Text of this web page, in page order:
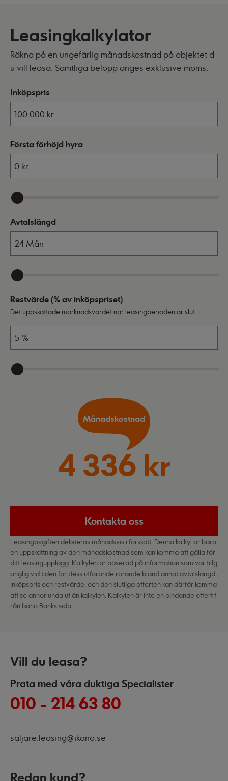
Leasingkalkylator
Räkna på en ungefärlig månadskostnad på objektet d
u vill leasa. Samtliga belopp anges exklusive moms.
Inköpspris
Första förhöjd hyra
Avtalslängd
Restvärde (% av inköpspriset)
Det uppskattade marknadsvärdet när leasingperioden är slut.
Månadskostnad
4 336 kr
Kontakta oss
Leasingavgiften debiteras månadsvis i förskott. Denna kalkyl är bara
en uppskattning av den månadskostnad som kan komma att gälla för
ditt leasingupplägg. Kalkylen är baserad på information som var tillg
änglig vid tiden för dess utförande rörande bland annat avtalslängd,
inköpspris och restvärde, och den slutliga offerten kan därför komma
att se annorlunda ut än kalkylen. Kalkylen är inte en bindande offert f
rån Ikano Banks sida.
Vill du leasa?
Prata med våra duktiga Specialister
010 - 214 63 80
saljare.leasing@ikano.se
Redan kund?